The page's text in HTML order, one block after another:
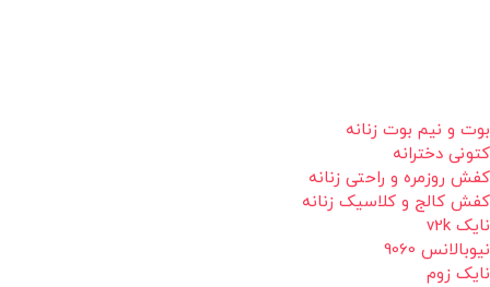
بوت و نیم بوت زنانه
کتونی دخترانه
کفش روزمره و راحتی زنانه
کفش کالج و کلاسیک زنانه
نایک v2k
نیوبالانس 9060
نایک زوم